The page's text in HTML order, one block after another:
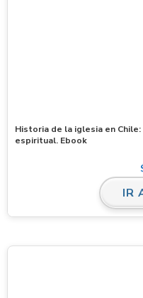
Historia de la iglesia en
espiritual. Ebook
IR